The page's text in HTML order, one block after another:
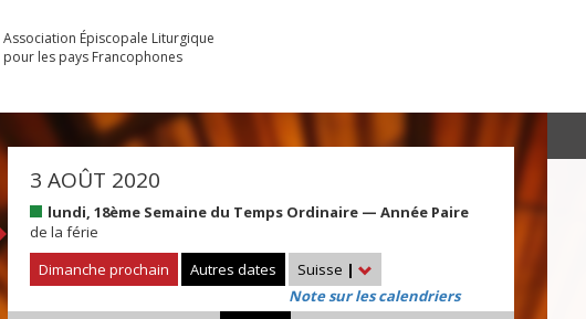
Association Épiscopale Liturgique
pour les pays Francophones
3 AOÛT 2020
lundi, 18ème Semaine du Temps Ordinaire — Année Paire
de la férie
Dimanche prochain
Autres dates Suisse |
Note sur les calendriers